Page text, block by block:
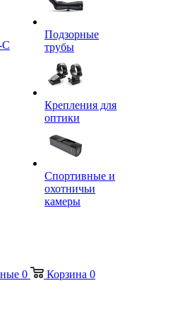
Подзорные
трубы
Крепления для
оптики
Спортивные и
охотничьи
камеры
0 Корзина 0